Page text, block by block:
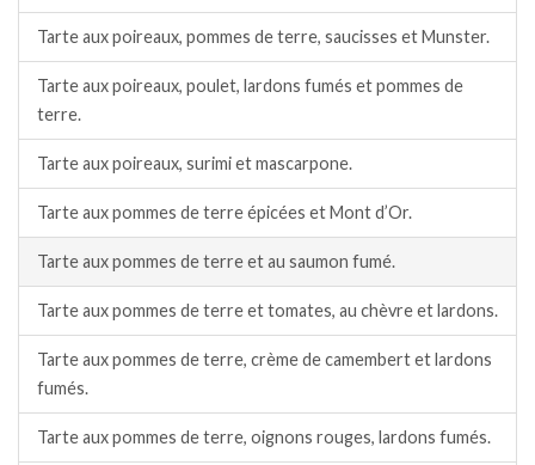
Tarte aux poireaux, pommes de terre, saucisses et Munster.
Tarte aux poireaux, poulet, lardons fumés et pommes de
terre.
Tarte aux poireaux, surimi et mascarpone.
Tarte aux pommes de terre épicées et Mont d’Or.
Tarte aux pommes de terre et au saumon fumé.
Tarte aux pommes de terre et tomates, au chèvre et lardons.
Tarte aux pommes de terre, crème de camembert et lardons
fumés.
Tarte aux pommes de terre, oignons rouges, lardons fumés.